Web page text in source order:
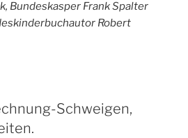
Bundeskasper Frank Spalter
Robert
Schweigen,